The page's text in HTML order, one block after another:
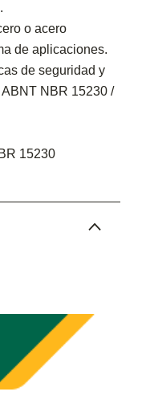
o acero
de aplicaciones.
de seguridad y
NBR 15230 /
15230